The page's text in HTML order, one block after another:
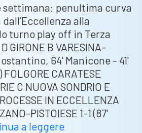
penultima curva
alla
turno play off in Terza
GIRONE B VARESINA-
64' Manicone - 41'
CARATESE
C NUOVA SONDRIO E
IN ECCELLENZA
PISTOIESE 1-1 (87'
a leggereDilettanti: